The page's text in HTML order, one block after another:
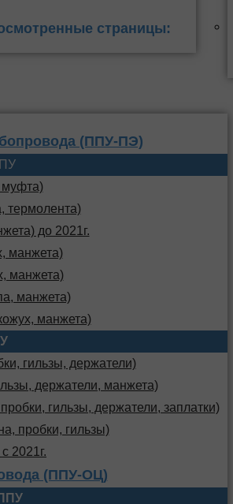
страницы:
(ППУ-ПЭ)
муфта)
термолента)
до 2021г.
манжета)
манжета)
манжета)
манжета)
гильзы, держатели)
держатели, манжета)
гильзы, держатели, заплатки)
пробки, гильзы)
2021г.
(ППУ-ОЦ)